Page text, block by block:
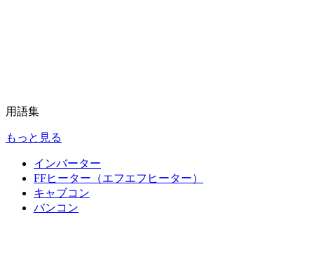
用語集
もっと見る
インバーター
FFヒーター（エフエフヒーター）
キャブコン
バンコン